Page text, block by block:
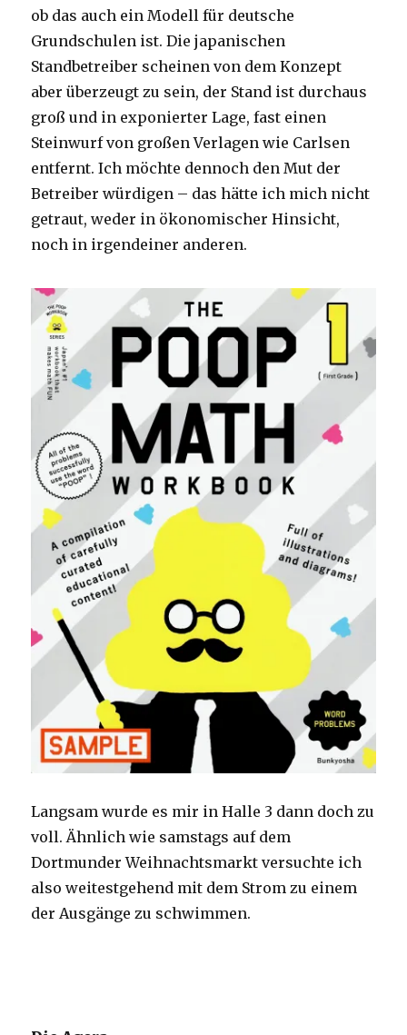
ob das auch ein Modell für deutsche
Grundschulen ist. Die japanischen
Standbetreiber scheinen von dem Konzept
aber überzeugt zu sein, der Stand ist durchaus
groß und in exponierter Lage, fast einen
Steinwurf von großen Verlagen wie Carlsen
entfernt. Ich möchte dennoch den Mut der
Betreiber würdigen – das hätte ich mich nicht
getraut, weder in ökonomischer Hinsicht,
noch in irgendeiner anderen.
Langsam wurde es mir in Halle 3 dann doch zu
voll. Ähnlich wie samstags auf dem
Dortmunder Weihnachtsmarkt versuchte ich
also weitestgehend mit dem Strom zu einem
der Ausgänge zu schwimmen.